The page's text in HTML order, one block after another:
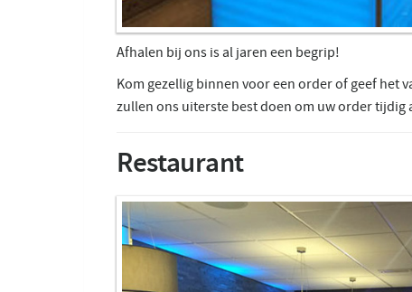
Afhalen bij ons is al jaren een begrip!
Kom gezellig binnen voor een order of geef het
zullen ons uiterste best doen om uw order tijdig
Restaurant